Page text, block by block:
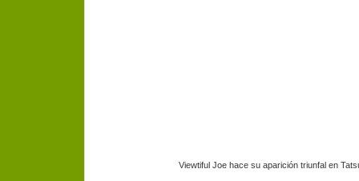
Viewtiful Joe hace su aparición triunfal en